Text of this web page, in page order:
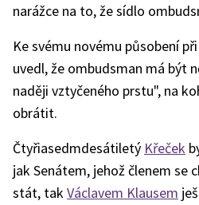
narážce na to, že sídlo
Ke svému novému působení
uvedl, že ombudsman má být
naději vztyčeného prstu", na
obrátit.
Čtyřiasedmdesátiletý Křeček
jak Senátem, jehož členem se
stát, takVáclavem Klausem